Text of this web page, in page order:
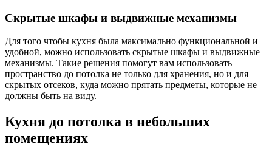
Скрытые шкафы и выдвижные механизмы
Для того чтобы кухня была максимально функциональной и
удобной, можно использовать скрытые шкафы и выдвижные
механизмы. Такие решения помогут вам использовать
пространство до потолка не только для хранения, но и для
скрытых отсеков, куда можно прятать предметы, которые не
должны быть на виду.
Кухня до потолка в небольших
помещениях